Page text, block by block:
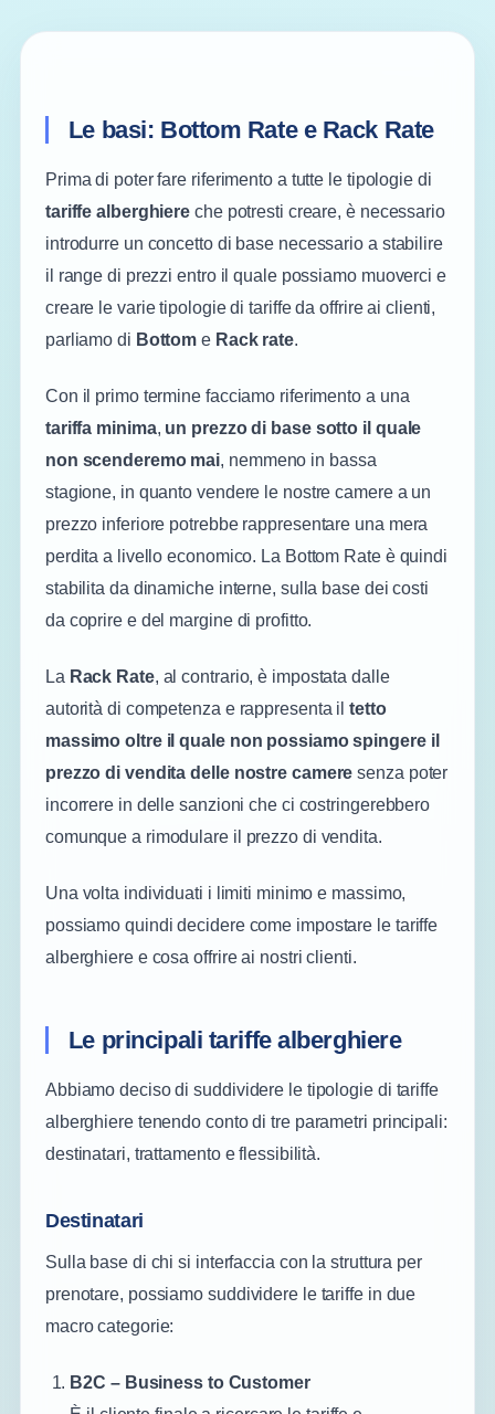
Le basi: Bottom Rate e Rack Rate
Prima di poter fare riferimento a tutte le tipologie di
tariffe alberghiere che potresti creare, è necessario
introdurre un concetto di base necessario a stabilire
il range di prezzi entro il quale possiamo muoverci e
creare le varie tipologie di tariffe da offrire ai clienti,
parliamo di Bottom e Rack rate.
Con il primo termine facciamo riferimento a una
tariffa minima, un prezzo di base sotto il quale
non scenderemo mai, nemmeno in bassa
stagione, in quanto vendere le nostre camere a un
prezzo inferiore potrebbe rappresentare una mera
perdita a livello economico. La Bottom Rate è quindi
stabilita da dinamiche interne, sulla base dei costi
da coprire e del margine di profitto.
La Rack Rate, al contrario, è impostata dalle
autorità di competenza e rappresenta iltetto
massimo oltre il quale non possiamo spingere il
prezzo di vendita delle nostre camere senza poter
incorrere in delle sanzioni che ci costringerebbero
comunque a rimodulare il prezzo di vendita.
Una volta individuati i limiti minimo e massimo,
possiamo quindi decidere come impostare le tariffe
alberghiere e cosa offrire ai nostri clienti.
Le principali tariffe alberghiere
Abbiamo deciso di suddividere le tipologie di tariffe
alberghiere tenendo conto di tre parametri principali:
destinatari, trattamento e flessibilità.
Destinatari
Sulla base di chi si interfaccia con la struttura per
prenotare, possiamo suddividere le tariffe in due
macro categorie:
B2C – Business to Customer